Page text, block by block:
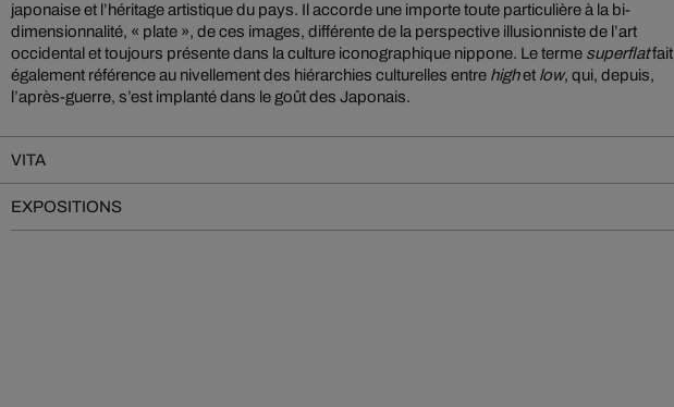
japonaise et l’héritage artistique du pays. Il accorde une importe toute particulière à la bi-
dimensionnalité, « plate », de ces images, différente de la perspective illusionniste de l’art
occidental et toujours présente dans la culture iconographique nippone. Le terme superflatfait
également référence au nivellement des hiérarchies culturelles entre highet low, qui, depuis,
l’après-guerre, s’est implanté dans le goût des Japonais.
VITA
EXPOSITIONS